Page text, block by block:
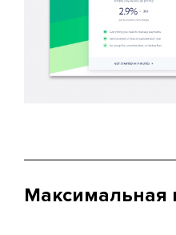
Максимальная